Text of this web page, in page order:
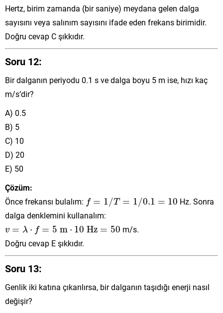
Hertz, birim zamanda (bir saniye) meydana gelen dalga
sayısını veya salınım sayısını ifade eden frekans birimidir.
Doğru cevap C şıkkıdır.
Soru 12:
Bir dalganın periyodu 0.1 s ve dalga boyu 5 m ise, hızı kaç
m/s’dir?
A) 0.5
B) 5
C) 10
D) 20
E) 50
Çözüm:
Önce frekansı bulalım: f = 1/T = 1/0.1 = 10
f= T =1/ 0.1 =10
Hz. Sonra
dalga denklemini kullanalım:
v = λ ⋅ f = 5 m ⋅ 10 Hz = 50
v f= m 10Hz =50
m/s.
Doğru cevap E şıkkıdır.
Soru 13:
Genlik iki katına çıkarılırsa, bir dalganın taşıdığı enerji nasıl
değişir?